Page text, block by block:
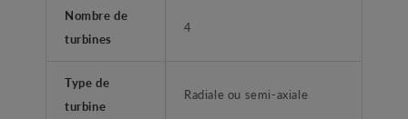
Nombre de
turbines
4
Type de
turbine
Radiale ou semi-axiale